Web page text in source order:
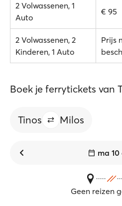
2 Volwassenen, 1
Auto
€ 95
2 Volwassenen, 2
Kinderen, 1 Auto
Prijs
Boek je ferrytickets van
Tinos Milos
ma 10
Geen reizen